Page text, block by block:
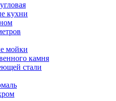
кухни
мойки
камня
стали